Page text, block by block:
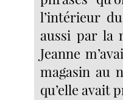
l’intérieur
aussi par la
Jeanne
magasin au
qu’elle avait